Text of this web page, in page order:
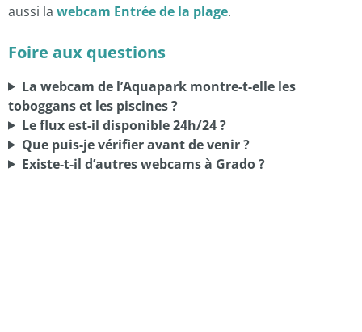
aussi la webcam Entrée de la plage.
Foire aux questions
La webcam de l’Aquapark montre-t-elle les
toboggans et les piscines ?
Le flux est-il disponible 24h/24 ?
Que puis-je vérifier avant de venir ?
Existe-t-il d’autres webcams à Grado ?